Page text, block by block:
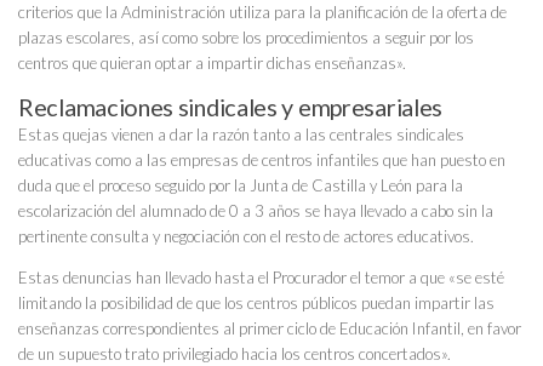
criterios que la Administración utiliza para la planificación de la oferta de
plazas escolares, así como sobre los procedimientos a seguir por los
centros que quieran optar a impartir dichas enseñanzas».
Reclamaciones sindicales y empresariales
Estas quejas vienen a dar la razón tanto a las centrales sindicales
educativas como a las empresas de centros infantiles que han puesto en
duda que el proceso seguido por la Junta de Castilla y León para la
escolarización del alumnado de 0 a 3 años se haya llevado a cabo sin la
pertinente consulta y negociación con el resto de actores educativos.
Estas denuncias han llevado hasta el Procurador el temor a que «se esté
limitando la posibilidad de que los centros públicos puedan impartir las
enseñanzas correspondientes al primer ciclo de Educación Infantil, en favor
de un supuesto trato privilegiado hacia los centros concertados».